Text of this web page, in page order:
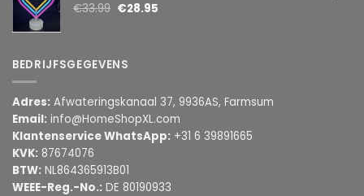
€33.99 €28.95
BEDRIJFSGEGEVENS
Adres: Afwateringskanaal 37, 9936AS, Farmsum
Email: info@HomeShopXL.com
Klantenservice WhatsApp: +31 6 39891665
KVK: 87674076
BTW: NL864365913B01
WEEE-Reg.-No.: DE 80190933